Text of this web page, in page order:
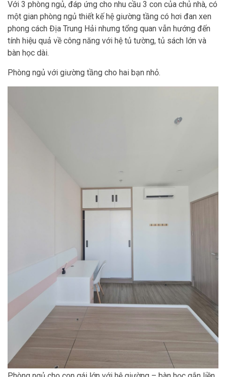
Với 3 phòng ngủ, đáp ứng cho nhu cầu 3 con của chủ nhà, có
một gian phòng ngủ thiết kế hệ giường tầng có hơi đan xen
phong cách Địa Trung Hải nhưng tổng quan vẫn hướng đến
tính hiệu quả về công năng với hệ tủ tường, tủ sách lớn và
bàn học dài.
Phòng ngủ với giường tầng cho hai bạn nhỏ.